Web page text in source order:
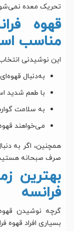
تحریک معده
قهوه
مناسب
این نوشیدنی
به‌دنبال
با طعم شدید
به سلامت
می‌خواهند
همچنین، اگر به
صرف صبحانه
بهترین
فرانسه
گرچه نوشیدن
بسیاری افراد قهوه